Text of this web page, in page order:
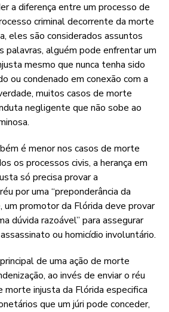
a diferença entre um processo de
criminal decorrente da morte
eles são considerados assuntos
palavras, alguém pode enfrentar um
mesmo que nunca tenha sido
ou condenado em conexão com a
muitos casos de morte
negligente que não sobe ao
é menor nos casos de morte
os processos civis, a herança em
só precisa provar a
por uma “preponderância da
um promotor da Flórida deve provar
dúvida razoável” para assegurar
ou homicídio involuntário.
de uma ação de morte
ao invés de enviar o réu
morte injusta da Flórida especifica
que um júri pode conceder,